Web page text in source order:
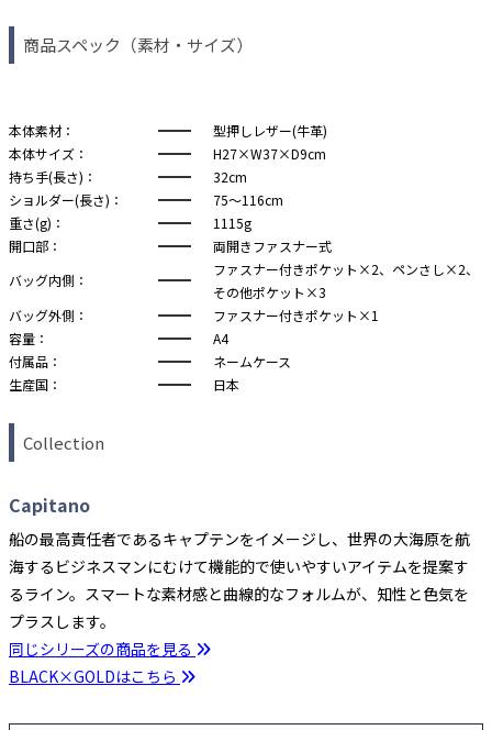
商品スペック（素材・サイズ）
本体素材：
型押しレザー(牛革)
本体サイズ：
H27×W37×D9cm
持ち手(長さ)：
32cm
ショルダー(長さ)：
75～116cm
重さ(g)：
1115g
開口部：
両開きファスナー式
バッグ内側：
ファスナー付きポケット×2、ペンさし×2、
その他ポケット×3
バッグ外側：
ファスナー付きポケット×1
容量：
A4
付属品：
ネームケース
生産国：
日本
Collection
Capitano
船の最高責任者であるキャプテンをイメージし、世界の大海原を航
海するビジネスマンにむけて機能的で使いやすいアイテムを提案す
るライン。スマートな素材感と曲線的なフォルムが、知性と色気を
プラスします。
同じシリーズの商品を見る
BLACK×GOLDはこちら